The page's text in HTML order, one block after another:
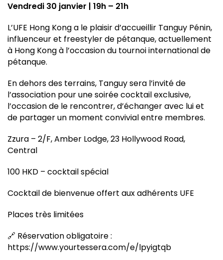
Vendredi 30 janvier | 19h – 21h
L’UFE Hong Kong a le plaisir d’accueillir Tanguy Pénin,
influenceur et freestyler de pétanque, actuellement
à Hong Kong à l’occasion du tournoi international de
pétanque.
En dehors des terrains, Tanguy sera l’invité de
l’association pour une soirée cocktail exclusive,
l’occasion de le rencontrer, d’échanger avec lui et
de partager un moment convivial entre membres.
Zzura – 2/F, Amber Lodge, 23 Hollywood Road,
Central
100 HKD – cocktail spécial
Cocktail de bienvenue offert aux adhérents UFE
Places très limitées
🔗 Réservation obligatoire :
https://www.yourtessera.com/e/lpyigtqb